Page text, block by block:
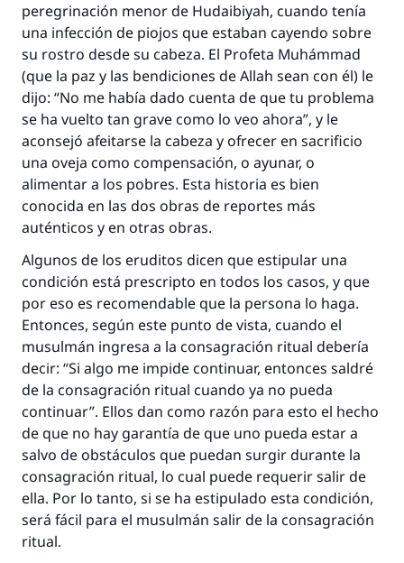
peregrinación menor de Hudaibiyah, cuando tenía
una infección de piojos que estaban cayendo sobre
su rostro desde su cabeza. El Profeta Muhámmad
(que la paz y las bendiciones de Allah sean con él) le
dijo: “No me había dado cuenta de que tu problema
se ha vuelto tan grave como lo veo ahora”, y le
aconsejó afeitarse la cabeza y ofrecer en sacrificio
una oveja como compensación, o ayunar, o
alimentar a los pobres. Esta historia es bien
conocida en las dos obras de reportes más
auténticos y en otras obras.
Algunos de los eruditos dicen que estipular una
condición está prescripto en todos los casos, y que
por eso es recomendable que la persona lo haga.
Entonces, según este punto de vista, cuando el
musulmán ingresa a la consagración ritual debería
decir: “Si algo me impide continuar, entonces saldré
de la consagración ritual cuando ya no pueda
continuar”. Ellos dan como razón para esto el hecho
de que no hay garantía de que uno pueda estar a
salvo de obstáculos que puedan surgir durante la
consagración ritual, lo cual puede requerir salir de
ella. Por lo tanto, si se ha estipulado esta condición,
será fácil para el musulmán salir de la consagración
ritual.
La respuesta no. 110845 salvó un
matrimonio.
Desde la Q hasta la A, su contribución ayuda a
IslamQA.
Profeta ﷺ dijo:
"Una persona que orienta a otros a hacer el